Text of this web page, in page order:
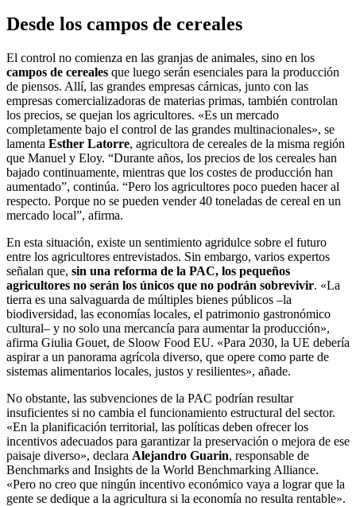
Desde los campos de cereales
El control no comienza en las granjas de animales, sino en los
campos de cereales que luego serán esenciales para la producción
de piensos. Allí, las grandes empresas cárnicas, junto con las
empresas comercializadoras de materias primas, también controlan
los precios, se quejan los agricultores. «Es un mercado
completamente bajo el control de las grandes multinacionales», se
lamenta Esther Latorre, agricultora de cereales de la misma región
que Manuel y Eloy. “Durante años, los precios de los cereales han
bajado continuamente, mientras que los costes de producción han
aumentado”, continúa. “Pero los agricultores poco pueden hacer al
respecto. Porque no se pueden vender 40 toneladas de cereal en un
mercado local”, afirma.
En esta situación, existe un sentimiento agridulce sobre el futuro
entre los agricultores entrevistados. Sin embargo, varios expertos
señalan que, sin una reforma de la PAC, los pequeños
agricultores no serán los únicos que no podrán sobrevivir. «La
tierra es una salvaguarda de múltiples bienes públicos –la
biodiversidad, las economías locales, el patrimonio gastronómico
cultural– y no solo una mercancía para aumentar la producción»,
afirma Giulia Gouet, de Sloow Food EU. «Para 2030, la UE debería
aspirar a un panorama agrícola diverso, que opere como parte de
sistemas alimentarios locales, justos y resilientes», añade.
No obstante, las subvenciones de la PAC podrían resultar
insuficientes si no cambia el funcionamiento estructural del sector.
«En la planificación territorial, las políticas deben ofrecer los
incentivos adecuados para garantizar la preservación o mejora de ese
paisaje diverso», declara Alejandro Guarin, responsable de
Benchmarks and Insights de la World Benchmarking Alliance.
«Pero no creo que ningún incentivo económico vaya a lograr que la
gente se dedique a la agricultura si la economía no resulta rentable».